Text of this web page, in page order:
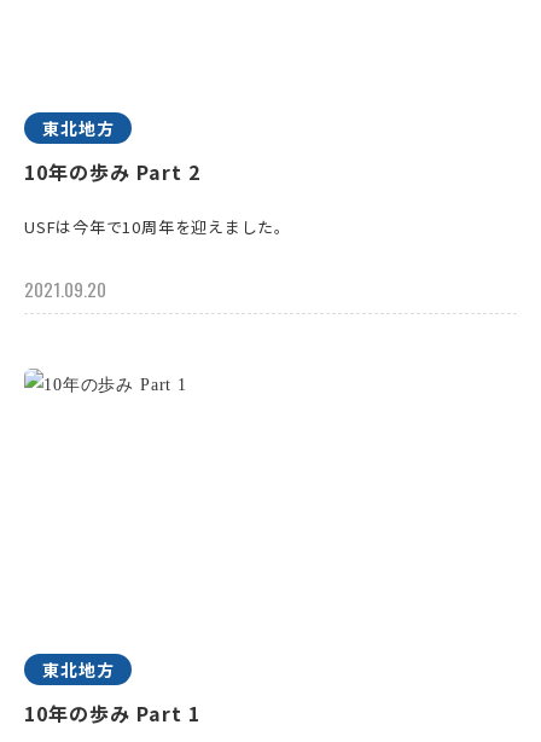
東北地方
10年の歩み Part 2
USFは今年で10周年を迎えました。
2021.09.20
東北地方
10年の歩み Part 1